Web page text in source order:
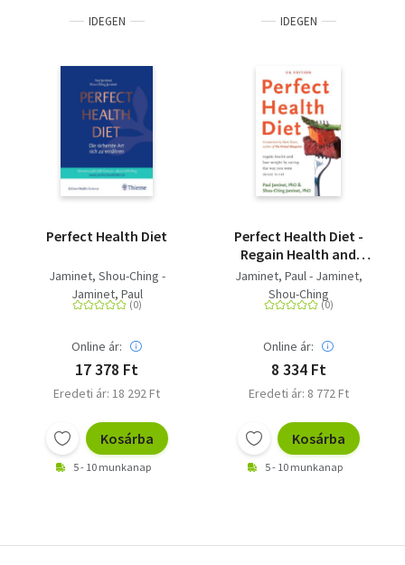
IDEGEN
Perfect Health Diet
Jaminet, Shou-Ching -
Jaminet, Paul
Online ár:
17 378 Ft
Eredeti ár: 18 292 Ft
Kosárba
5 - 10 munkanap
IDEGEN
Perfect Health Diet -
Regain Health and
Lose Weight by Eating
the Way You Were
Meant to Eat
Jaminet, Paul - Jaminet,
Shou-Ching
Online ár:
8 334 Ft
Eredeti ár: 8 772 Ft
Kosárba
5 - 10 munkanap